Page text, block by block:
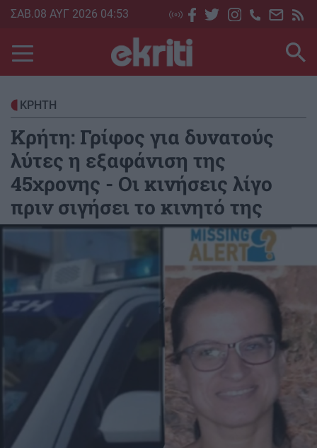
Skip
main
content
ΣΑΒ.08 ΑΥΓ 2026 04:53
ΚΡΗΤΗ
Κρήτη: Γρίφος για δυνατούς
λύτες η εξαφάνιση της
45χρονης - Οι κινήσεις λίγο
πριν σιγήσει το κινητό της